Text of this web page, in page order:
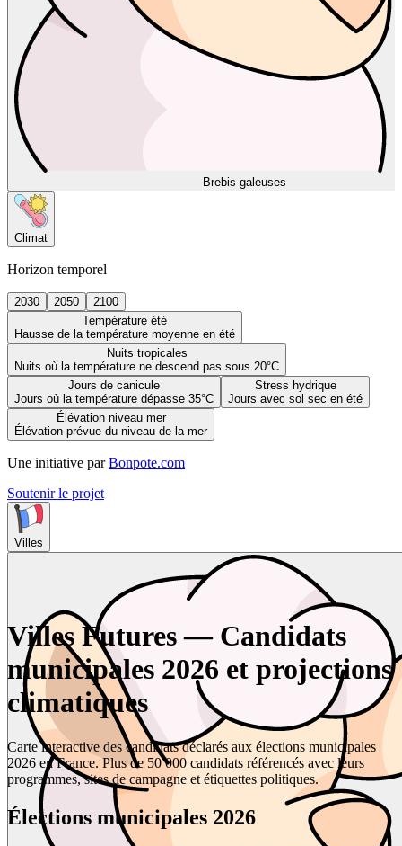
Brebis galeuses
Climat
Horizon temporel
2030 2050
2100
Température été
Hausse de la température moyenne en été
Nuits tropicales
Nuits où la température ne descend pas sous 20°C
Jours de canicule
Jours où la température dépasse 35°C
Stress hydrique
Jours avec sol sec en été
Élévation niveau mer
Élévation prévue du niveau de la mer
Une initiative par Bonpote.com
Soutenir le projet
Villes
Villes Futures — Candidats
municipales 2026 et projections
climatiques
Carte interactive des candidats déclarés aux élections municipales
2026 en France. Plus de 50 000 candidats référencés avec leurs
programmes, sites de campagne et étiquettes politiques.
Élections municipales 2026